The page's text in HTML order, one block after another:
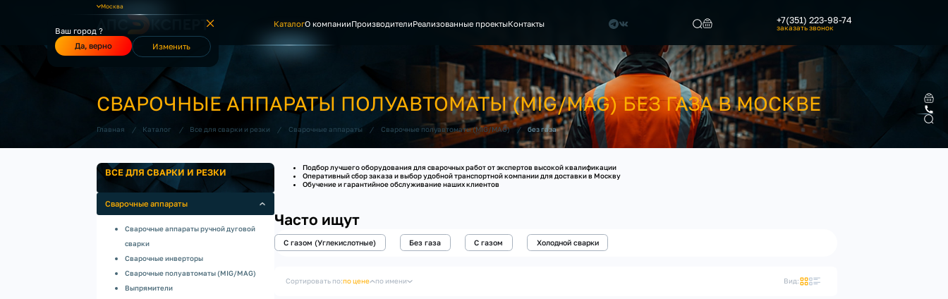
Москва
Ваш город ?
Да, верно
Изменить
КаталогО компанииПроизводителиРеализованные проектыКонтакты +7(351) 223-98-74
заказать звонок
СВАРОЧНЫЕ АППАРАТЫ ПОЛУАВТОМАТЫ (MIG/MAG) БЕЗ ГАЗА В МОСКВЕ
Главная / Каталог / Все для сварки и резки / Сварочные аппараты / Сварочные полуавтоматы (MIG/MAG) / без газа
ВСЕ ДЛЯ СВАРКИ И РЕЗКИ
Сварочные аппараты
Сварочные аппараты ручной дуговой
сварки
Сварочные инверторы
Сварочные полуавтоматы (MIG/MAG)
Выпрямители
Подбор лучшего оборудования для сварочных работ от экспертов высокой квалификации
Оперативный сбор заказа и выбор удобной транспортной компании для доставки в Москву
Обучение и гарантийное обслуживание наших клиентов
Часто ищут
С газом (Углекислотные) Без газа С газом Холодной сварки
Сортировать по:по цене по имени Вид: